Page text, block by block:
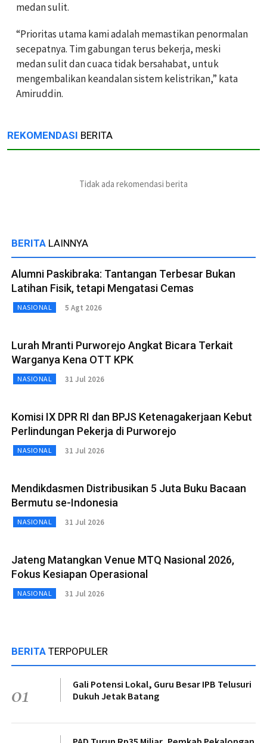
medan sulit.
“Prioritas utama kami adalah memastikan penormalan
secepatnya. Tim gabungan terus bekerja, meski
medan sulit dan cuaca tidak bersahabat, untuk
mengembalikan keandalan sistem kelistrikan,” kata
Amiruddin.
REKOMENDASI BERITA
Tidak ada rekomendasi berita
BERITA LAINNYA
Alumni Paskibraka: Tantangan Terbesar Bukan
Latihan Fisik, tetapi Mengatasi Cemas
NASIONAL 5 Agt 2026
Lurah Mranti Purworejo Angkat Bicara Terkait
Warganya Kena OTT KPK
NASIONAL 31 Jul 2026
Komisi IX DPR RI dan BPJS Ketenagakerjaan Kebut
Perlindungan Pekerja di Purworejo
NASIONAL 31 Jul 2026
Mendikdasmen Distribusikan 5 Juta Buku Bacaan
Bermutu se-Indonesia
NASIONAL 31 Jul 2026
Jateng Matangkan Venue MTQ Nasional 2026,
Fokus Kesiapan Operasional
NASIONAL 31 Jul 2026
BERITA TERPOPULER
01
Gali Potensi Lokal, Guru Besar IPB Telusuri
Dukuh Jetak Batang